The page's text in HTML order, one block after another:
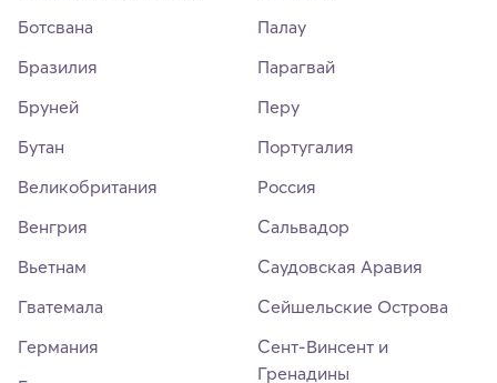
Ботсвана
Бразилия
Бруней
Бутан
Великобритания
Венгрия
Вьетнам
Гватемала
Германия
Палау
Парагвай
Перу
Португалия
Россия
Сальвадор
Саудовская Аравия
Сейшельские Острова
Сент-Винсент и
Гренадины